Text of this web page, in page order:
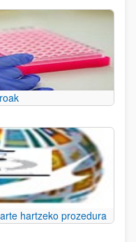
hartzeko prozedura